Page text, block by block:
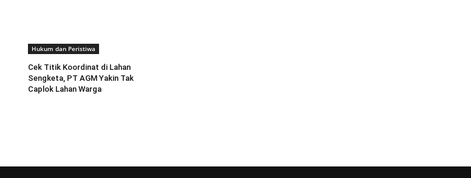
Hukum dan Peristiwa
Cek Titik Koordinat di Lahan
Sengketa, PT AGM Yakin Tak
Caplok Lahan Warga